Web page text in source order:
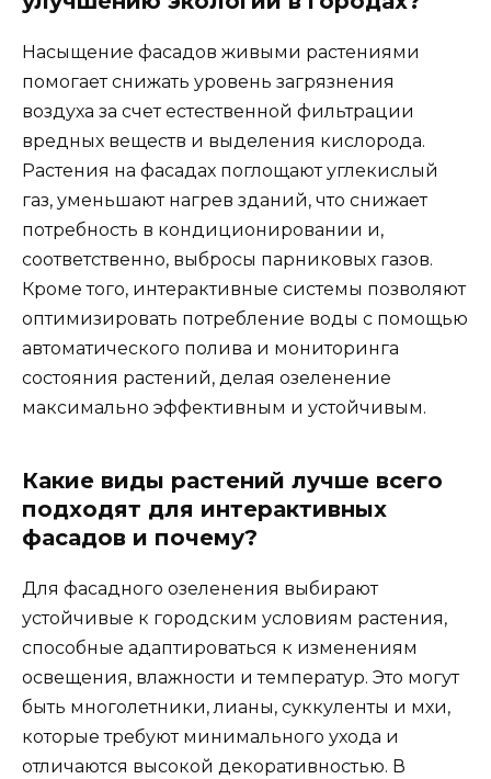
Насыщение фасадов живыми растениями
помогает снижать уровень загрязнения
воздуха за счет естественной фильтрации
вредных веществ и выделения кислорода.
Растения на фасадах поглощают углекислый
газ, уменьшают нагрев зданий, что снижает
потребность в кондиционировании и,
соответственно, выбросы парниковых газов.
Кроме того, интерактивные системы позволяют
оптимизировать потребление воды с помощью
автоматического полива и мониторинга
состояния растений, делая озеленение
максимально эффективным и устойчивым.
Какие виды растений лучше всего
подходят для интерактивных
фасадов и почему?
Для фасадного озеленения выбирают
устойчивые к городским условиям растения,
способные адаптироваться к изменениям
освещения, влажности и температур. Это могут
быть многолетники, лианы, суккуленты и мхи,
которые требуют минимального ухода и
отличаются высокой декоративностью. В